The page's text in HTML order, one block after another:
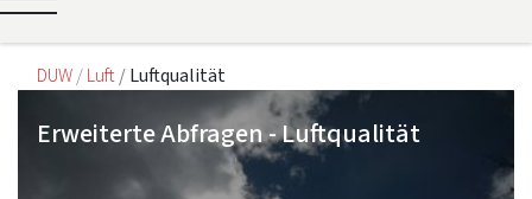
DUW Luft Luftqualität
Erweiterte Abfragen - Luftqualität